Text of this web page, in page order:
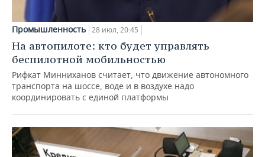
Промышленность 28 июл, 20:45
На автопилоте: кто будет управлять
беспилотной мобильностью
Рифкат Минниханов считает, что движение автономного
транспорта на шоссе, воде и в воздухе надо
координировать с единой платформы